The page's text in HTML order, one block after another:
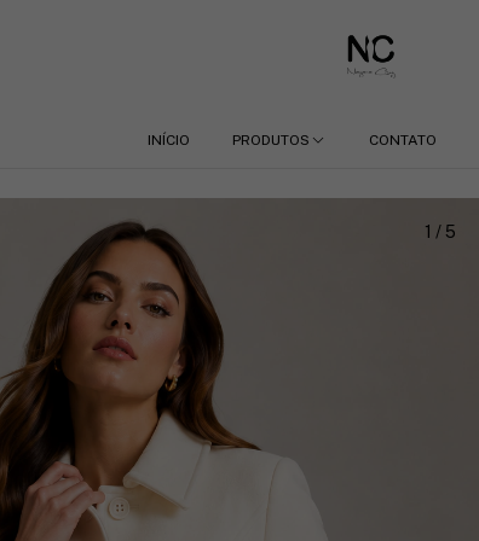
INÍCIO PRODUTOS CONTATO
1 / 5